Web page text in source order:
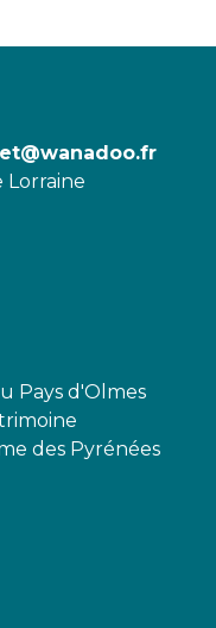
Lorraine
Pays d'Olmes
des Pyrénées